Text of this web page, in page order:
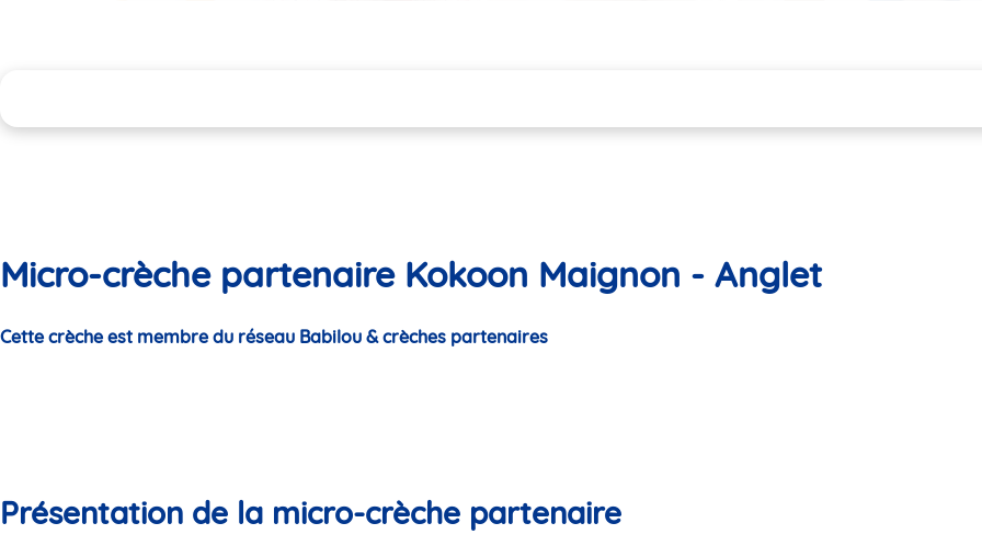
Micro-crèche partenaire Kokoon Maignon - Anglet
Cette crèche est membre du réseau Babilou & crèches partenaires
Présentation de la micro-crèche partenaire